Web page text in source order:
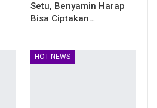
Setu, Benyamin Harap
Bisa Ciptakan…
HOT NEWS